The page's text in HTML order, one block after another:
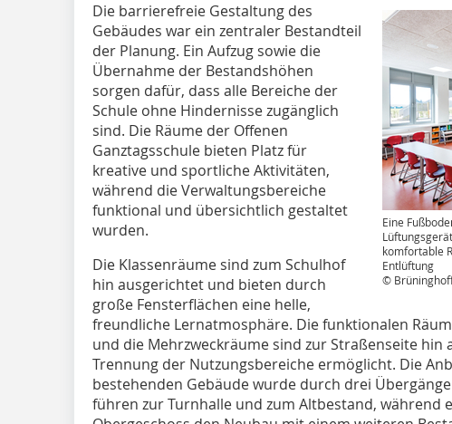
Eine
komfortable
Entlüftung
©
Die barrierefreie Gestaltung des
Gebäudes war ein zentraler Bestandteil
der Planung. Ein Aufzug sowie die
Übernahme der Bestandshöhen
sorgen dafür, dass alle Bereiche der
Schule ohne Hindernisse zugänglich
sind. Die Räume der Offenen
Ganztagsschule bieten Platz für
kreative und sportliche Aktivitäten,
während die Verwaltungsbereiche
funktional und übersichtlich gestaltet
wurden.
Die Klassenräume sind zum Schulhof
hin ausgerichtet und bieten durch
große Fensterflächen eine helle,
freundliche Lernatmosphäre. Die funktionalen
und die Mehrzweckräume sind zur Straßenseite hin
Trennung der Nutzungsbereiche ermöglicht. Die
bestehenden Gebäude wurde durch drei
führen zur Turnhalle und zum Altbestand, während